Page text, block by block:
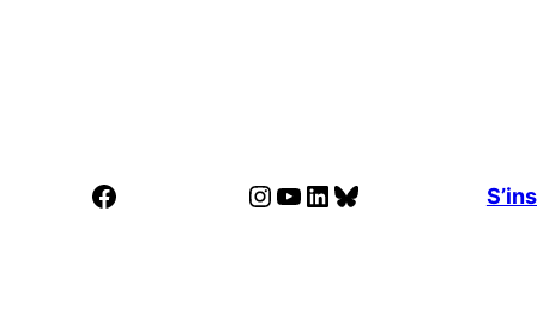
Facebook Instagram
YouTube
LinkedIn
Bluesky